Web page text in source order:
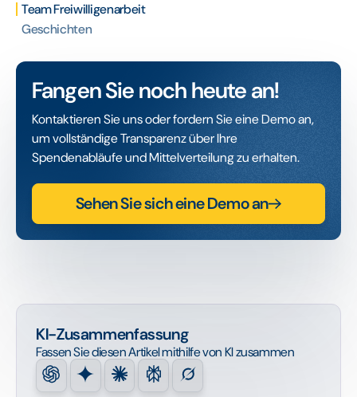
KI-Zusammenfassung
Fassen Sie diesen Artikel mithilfe von KI zusammen
Team Freiwilligenarbeit ‍
Geschichten‍
Fangen Sie noch heute an!
Kontaktieren Sie uns oder fordern Sie eine Demo an,
um vollständige Transparenz über Ihre
Spendenabläufe und Mittelverteilung zu erhalten.
Sehen Sie sich eine Demo an